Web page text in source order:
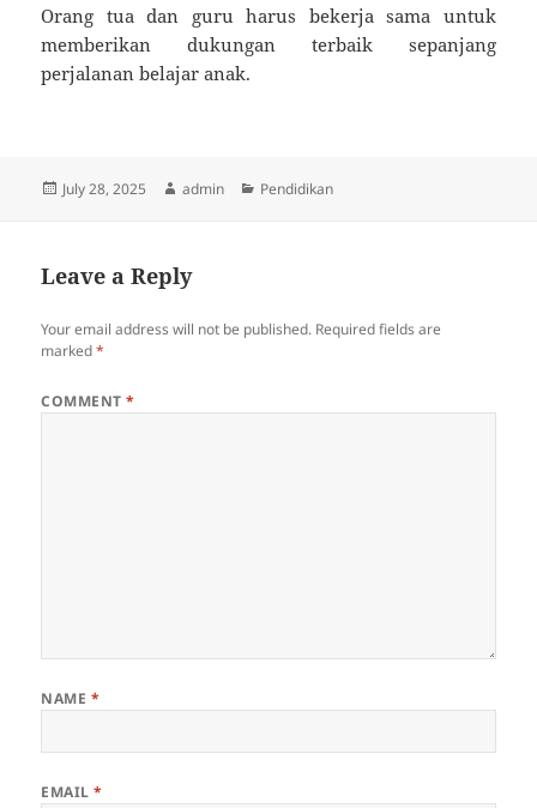
Orang tua dan guru harus bekerja sama untuk
memberikan dukungan terbaik sepanjang
perjalanan belajar anak.
Posted
July 28, 2025 Author
admin Categories
Pendidikan
Leave a Reply
Your email address will not be published. Required fields are
marked*
COMMENT*
NAME *
EMAIL*